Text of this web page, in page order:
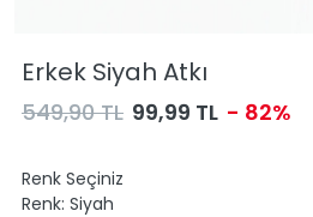
Erkek Siyah Atkı
549,90 TL 99,99 TL - 82%
Renk Seçiniz
Renk: Siyah